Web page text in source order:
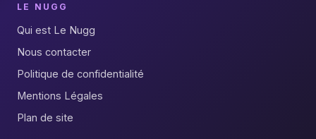
LE NUGG
Qui est Le Nugg
Nous contacter
Politique de confidentialité
Mentions Légales
Plan de site